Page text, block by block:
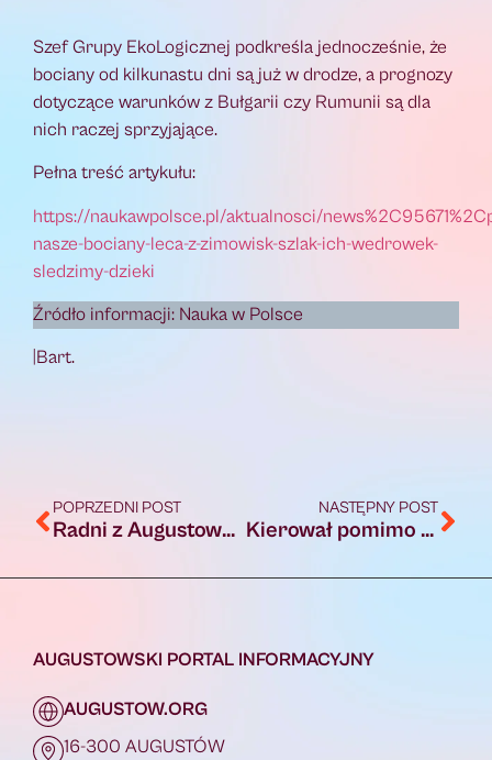
Szef Grupy EkoLogicznej podkreśla jednocześnie, że
bociany od kilkunastu dni są już w drodze, a prognozy
dotyczące warunków z Bułgarii czy Rumunii są dla
nich raczej sprzyjające.
Pełna treść artykułu:
https://naukawpolsce.pl/aktualnosci/
nasze-bociany-leca-z-zimowisk-szlak-ich-wedrowek-
sledzimy-dzieki
Źródło informacji: Nauka w Polsce
|Bart.
POPRZEDNI POST
Radni z Augustowa stoją w obronie św. Jana Pawła II [AUDIO]
NASTĘPNY POST
Kierował pomimo sądowego zakazu
AUGUSTOWSKI PORTAL INFORMACYJNY
AUGUSTOW.ORG
16-300 AUGUSTÓW